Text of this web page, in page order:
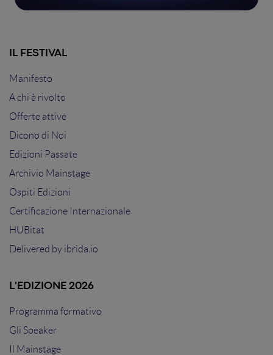
IL FESTIVAL
Manifesto
A chi è rivolto
Offerte attive
Dicono di Noi
Edizioni Passate
Archivio Mainstage
Ospiti Edizioni
Certificazione Internazionale
HUBitat
Delivered by ibrida.io
L'EDIZIONE 2026
Programma formativo
Gli Speaker
Il Mainstage